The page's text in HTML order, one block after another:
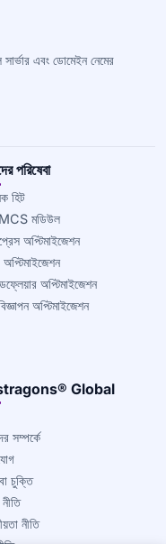
সার্ভার এবং ডোমেইন নেমের
পরিষেবা
হিট
মডিউল
অপ্টিমাইজেশন
অপ্টিমাইজেশন
অপ্টিমাইজেশন
অপ্টিমাইজেশন
Global
সম্পর্কে
চুক্তি
নীতি